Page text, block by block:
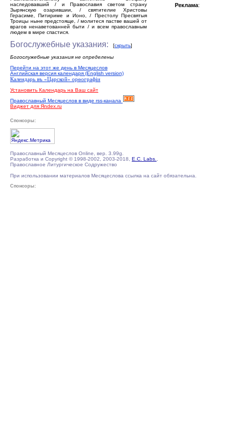
наследовавший / и Православия светом страну
Зырянскую озарившии, / святителие Христовы
Герасиме, Питириме и Ионо, / Престолу Пресвятыя
Троицы ныне предстояще, / молитеся пастве вашей от
врагов ненаветованней быти / и всем православным
людем в мире спастися.
Богослужебные указания: [скрыть]
Богослужебные указания не определены
Перейти на этот же день в Месяцеслов
Английская версия календаря (English version)
Календарь въ «Царской» орѳографiи
Установить Календарь на Ваш сайт
Православный Месяцеслов в виде rss-канала
Виджет для Яndex.ru
Реклама:
Спонсоры:
Православный Месяцеслов Online, вер. 3.99g.
Разработка и Copyright © 1998-2002, 2003-2018, E.C. Labs.
Православное Литургическое Содружество
При использовании материалов Месяцеслова ссылка на сайт обязательна.
Спонсоры: